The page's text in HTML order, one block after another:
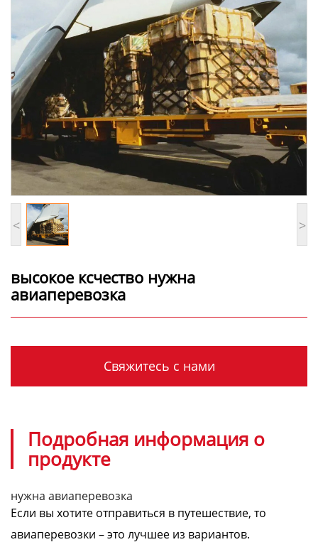
< >
высокое ксчество нужна
авиаперевозка
Свяжитесь с нами
Подробная информация о
продукте
нужна авиаперевозка
Если вы хотите отправиться в путешествие, то
авиаперевозки – это лучшее из вариантов.